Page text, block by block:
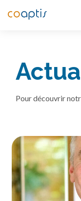
Pour découvrir